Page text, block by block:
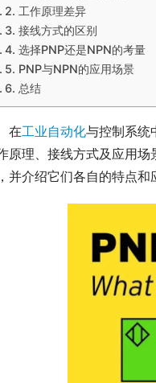
2. 工作原理差异
3. 接线方式的区别
4. 选择PNP还是NPN的考量
5. PNP与NPN的应用场景
6. 总结
工业自动化与控制系统
原理、接线方式及应用
并介绍它们各自的特点和